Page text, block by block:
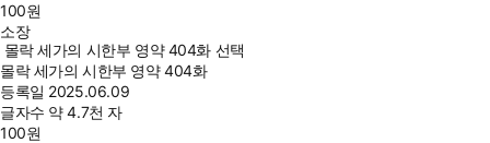
100원
소장
몰락 세가의 시한부 영약 404화 선택
몰락 세가의 시한부 영약 404화
등록일 2025.06.09
글자수 약 4.7천 자
100원